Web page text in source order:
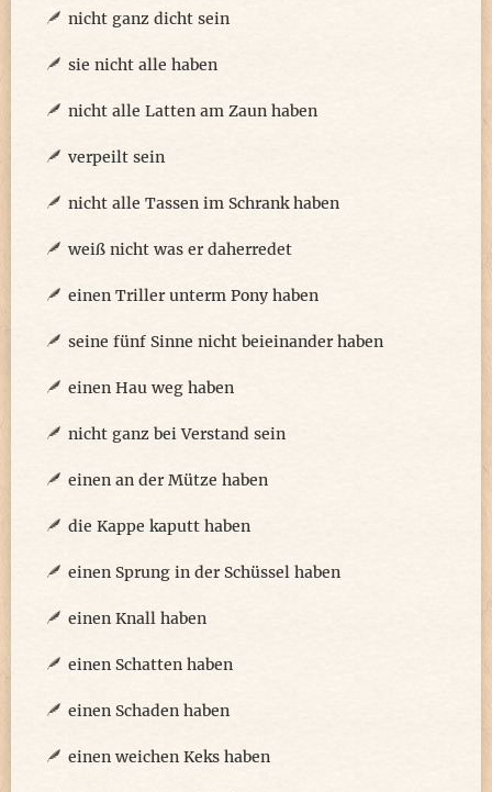
nicht ganz dicht sein
sie nicht alle haben
nicht alle Latten am Zaun haben
verpeilt sein
nicht alle Tassen im Schrank haben
weiß nicht was er daherredet
einen Triller unterm Pony haben
seine fünf Sinne nicht beieinander haben
einen Hau weg haben
nicht ganz bei Verstand sein
einen an der Mütze haben
die Kappe kaputt haben
einen Sprung in der Schüssel haben
einen Knall haben
einen Schatten haben
einen Schaden haben
einen weichen Keks haben